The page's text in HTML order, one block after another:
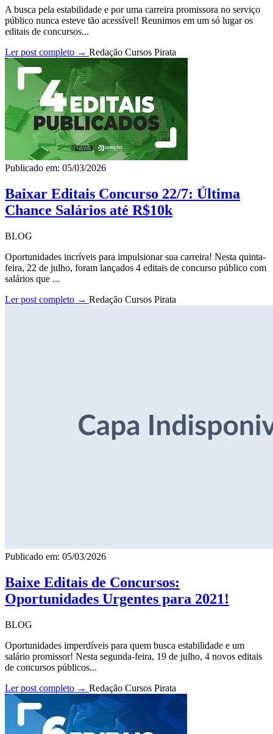
A busca pela estabilidade e por uma carreira promissora no serviço
público nunca esteve tão acessível! Reunimos em um só lugar os
editais de concursos...
Ler post completo → Redação Cursos Pirata
Publicado em: 05/03/2026
Baixar Editais Concurso 22/7: Última
Chance Salários até R$10k
BLOG
Oportunidades incríveis para impulsionar sua carreira! Nesta quinta-
feira, 22 de julho, foram lançados 4 editais de concurso público com
salários que ...
Ler post completo → Redação Cursos Pirata
Publicado em: 05/03/2026
Baixe Editais de Concursos:
Oportunidades Urgentes para 2021!
BLOG
Oportunidades imperdíveis para quem busca estabilidade e um
salário promissor! Nesta segunda-feira, 19 de julho, 4 novos editais
de concursos públicos...
Ler post completo → Redação Cursos Pirata